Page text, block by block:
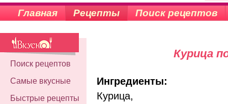
Главная Рецепты Поиск рецептов
Поиск рецептов
Самые вкусные
Быстрые рецепты
Курица
Ингредиенты:
Курица,